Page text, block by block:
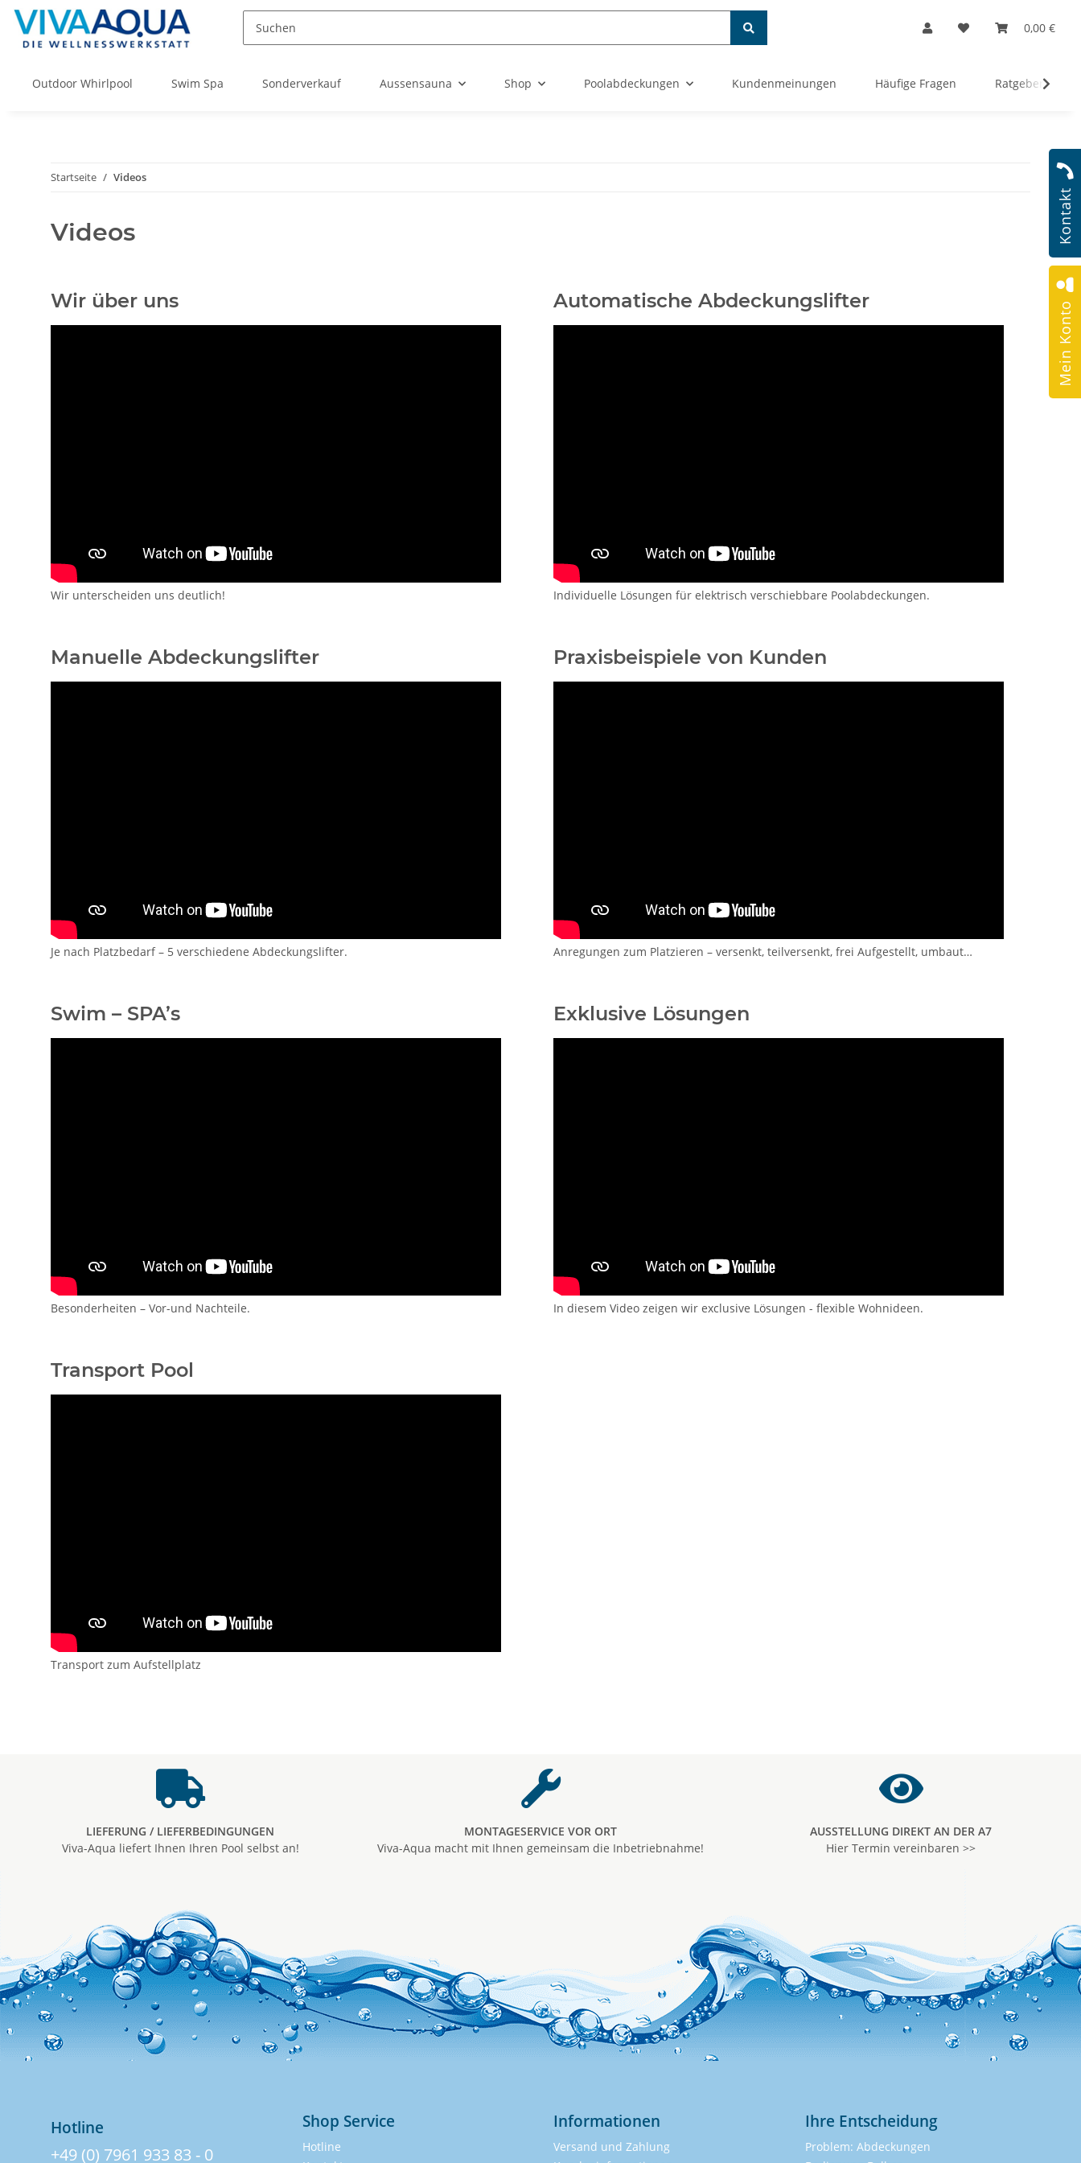
0,00 €
Outdoor Whirlpool Swim Spa Sonderverkauf Aussensauna Shop Poolabdeckungen Kundenmeinungen Häufige Fragen Ratgeber
Kontakt
Mein Konto
Startseite Videos
Videos
Wir über uns
Wir unterscheiden uns deutlich!
Automatische Abdeckungslifter
Individuelle Lösungen für elektrisch verschiebbare Poolabdeckungen.
Manuelle Abdeckungslifter
Je nach Platzbedarf – 5 verschiedene Abdeckungslifter.
Praxisbeispiele von Kunden
Anregungen zum Platzieren – versenkt, teilversenkt, frei Aufgestellt, umbaut…
Swim – SPA’s
Besonderheiten – Vor-und Nachteile.
Exklusive Lösungen
In diesem Video zeigen wir exclusive Lösungen - flexible Wohnideen.
Transport Pool
Transport zum Aufstellplatz
LIEFERUNG / LIEFERBEDINGUNGEN
Viva-Aqua liefert Ihnen Ihren Pool selbst an!
MONTAGESERVICE VOR ORT
Viva-Aqua macht mit Ihnen gemeinsam die Inbetriebnahme!
AUSSTELLUNG DIREKT AN DER A7
Hier Termin vereinbaren >>
Hotline
+49 (0) 7961 933 83 - 0
Shop Service
Hotline
Informationen
Versand und Zahlung
Ihre Entscheidung
Problem: Abdeckungen